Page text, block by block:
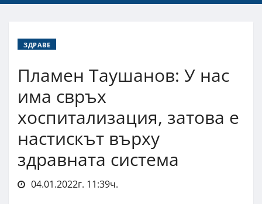
ЗДРАВЕ
Пламен Таушанов: У нас
има свръх
хоспитализация, затова е
настискът върху
здравната система
04.01.2022г. 11:39ч.